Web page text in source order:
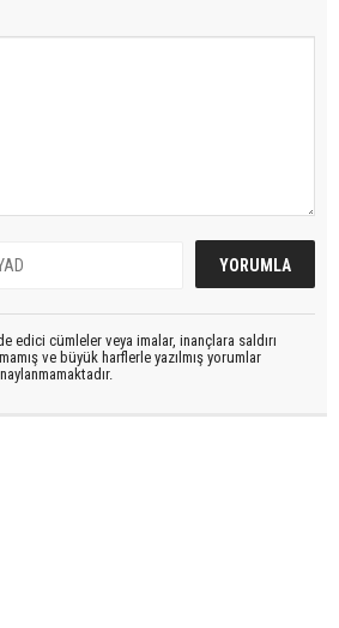
edici cümleler veya imalar, inançlara saldırı
ve büyük harflerle yazılmış yorumlar